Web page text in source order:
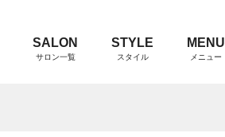
SALON
サロン一覧
STYLE
スタイル
MENU
メニュー